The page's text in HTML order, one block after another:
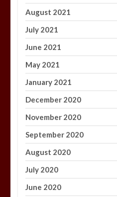
August 2021
July 2021
June 2021
May 2021
January 2021
December 2020
November 2020
September 2020
August 2020
July 2020
June 2020